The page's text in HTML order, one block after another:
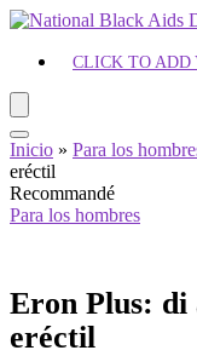
CLICK TO ADD
Inicio » Para los
eréctil
Recommandé
Para los hombres
Eron Plus: di
eréctil